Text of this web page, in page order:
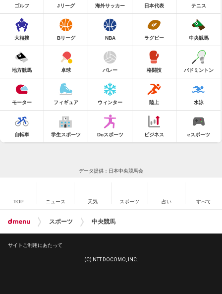
ゴルフ Jリーグ 海外サッカー 日本代表 テニス
大相撲 Bリーグ NBA ラグビー 中央競馬
地方競馬 卓球 バレー 格闘技 バドミントン
モーター フィギュア ウィンター 陸上 水泳
自転車 学生スポーツ Doスポーツ ビジネス eスポーツ
データ提供：日本中央競馬会
TOP ニュース 天気 スポーツ 占い すべて
スポーツ 中央競馬
サイトご利用にあたって
(C) NTT DOCOMO, INC.